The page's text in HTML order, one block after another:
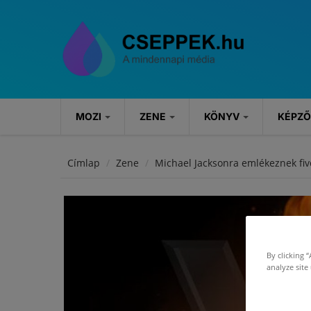
MOZI
MOZI
Hírek
ZENE
ZENE
Hírek
KÖNYV
KÖNYV
Könyvajánlók
Címlap Zene Michael Jacksonra emlékeznek
By clicking
analyze